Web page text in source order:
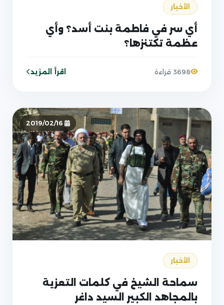
الأخبار
أي سر في فاطمة بنت أسد؟ وأي
عظمة تكتنزها؟
3698 قراءة اقرأ المزيد
الأخبار
سماحة الشيخ في كلمات التعزية
بالمجاهد الكبير السيد داغر